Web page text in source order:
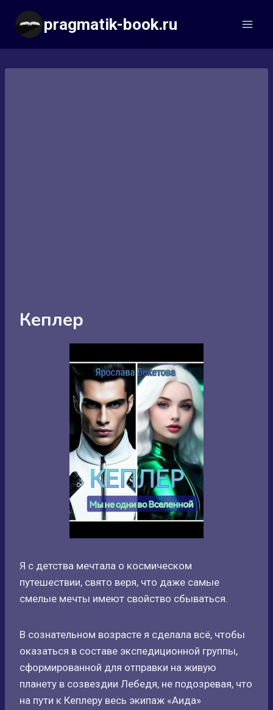
Перейти
содержимому
pragmatik-book.ru
Кеплер
Я с детства мечтала о космическом
путешествии, свято веря, что даже самые
смелые мечты имеют свойство сбываться.
В сознательном возрасте я сделала всё, чтобы
оказаться в составе экспедиционной группы,
сформированной для отправки на живую
планету в созвездии Лебедя, не подозревая, что
на пути к Кеплеру весь экипаж «Аида»